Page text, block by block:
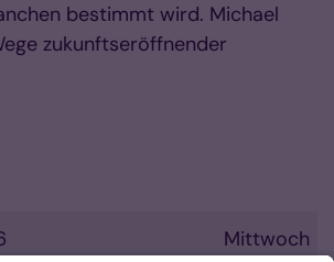
bestimmt wird. Michael
zukunftseröffnender
Mittwoch